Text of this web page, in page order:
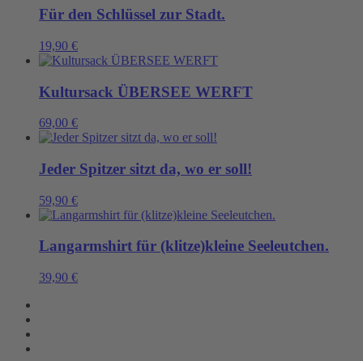
Für den Schlüssel zur Stadt.
19,90 €
Kultursack ÜBERSEE WERFT
69,00 €
Jeder Spitzer sitzt da, wo er soll!
59,90 €
Langarmshirt für (klitze)kleine Seeleutchen.
39,90 €